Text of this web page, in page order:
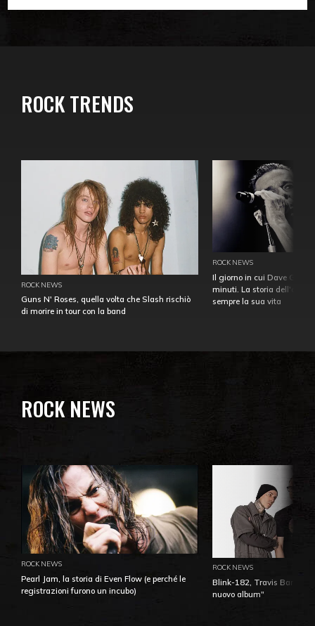
ROCK TRENDS
ROCK NEWS
Guns N' Roses, quella volta che Slash rischiò
di morire in tour con la band
ROCK NEWS
Il giorno in cui Dave
minuti. La storia
sempre la sua vita
ROCK NEWS
ROCK NEWS
Pearl Jam, la storia di Even Flow (e perché le
registrazioni furono un incubo)
ROCK NEWS
Blink-182, Travis Barker:
nuovo album"